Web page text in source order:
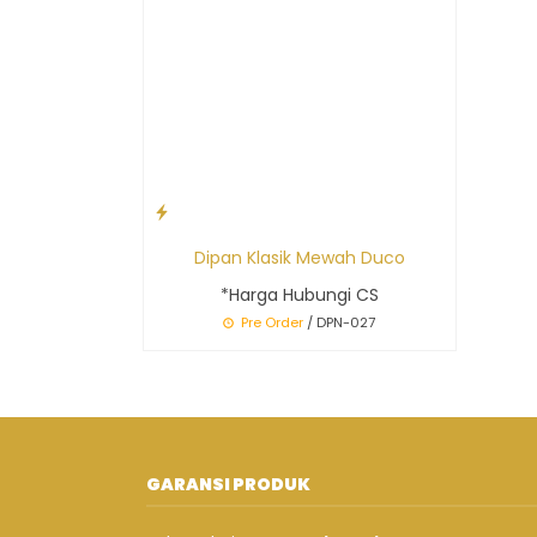
Dipan Klasik Mewah Duco
*Harga Hubungi CS
Pre Order / DPN-027
GARANSI PRODUK